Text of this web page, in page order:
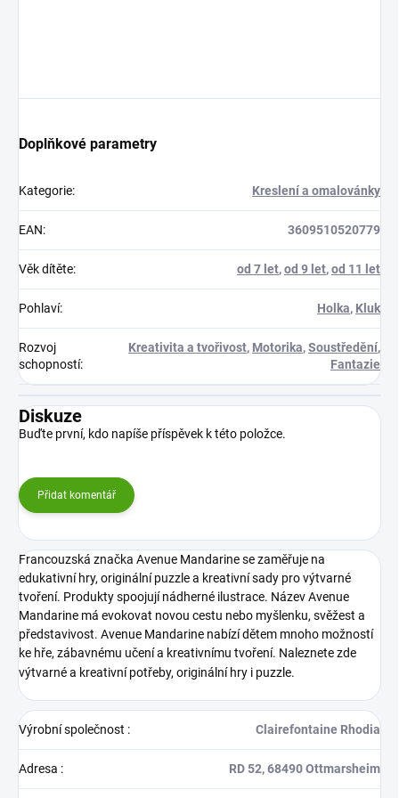
Doplňkové parametry
Kategorie: Kreslení a omalovánky
EAN: 3609510520779
Věk dítěte: od 7 let,od 9 let,od 11 let
Pohlaví: Holka, Kluk
Rozvoj
schopností:
Kreativita a tvořivost, Motorika,Soustředění,
Fantazie
Diskuze
Buďte první, kdo napíše příspěvek k této položce.
Přidat komentář
Francouzská značka Avenue Mandarine se zaměřuje na
edukativní hry, originální puzzle a kreativní sady pro výtvarné
tvoření. Produkty spoojují nádherné ilustrace. Název Avenue
Mandarine má evokovat novou cestu nebo myšlenku, svěžest a
představivost. Avenue Mandarine nabízí dětem mnoho možností
ke hře, zábavnému učení a kreativnímu tvoření. Naleznete zde
výtvarné a kreativní potřeby, originální hry i puzzle.
Výrobní společnost : Clairefontaine Rhodia
Adresa : RD 52, 68490 Ottmarsheim